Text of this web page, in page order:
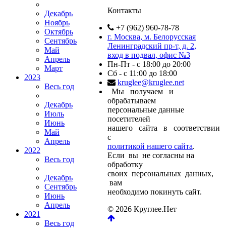
Декабрь
Ноябрь
Октябрь
Сентябрь
Май
Апрель
Март
2023
Весь год
Декабрь
Июль
Июнь
Май
Апрель
2022
Весь год
Декабрь
Сентябрь
Июнь
Апрель
2021
Весь год
Контакты
+7 (962) 960-78-78
г. Москва, м. Белорусская
Ленинградский пр-т, д. 2,
вход в подвал, офис №3
Пн-Пт - с 18:00 до 20:00
Сб - с 11:00 до 18:00
kruglee@kruglee.net
Мы получаем и
обрабатываем
персональные данные
посетителей
нашего сайта в соответствии
с
политикой нашего сайта.
Если вы не согласны на
обработку
своих персональных данных,
вам
необходимо покинуть сайт.
© 2026 Круглее.Нет